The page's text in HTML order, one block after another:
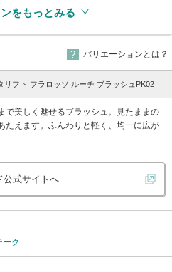
をもっとみる
バリエーションとは？
リフト フラロッソ ルーチ ブラッシュPK02
で美しく魅せるブラッシュ。見たままの
たえます。ふんわりと軽く、均一に広が
公式サイトへ
ーク